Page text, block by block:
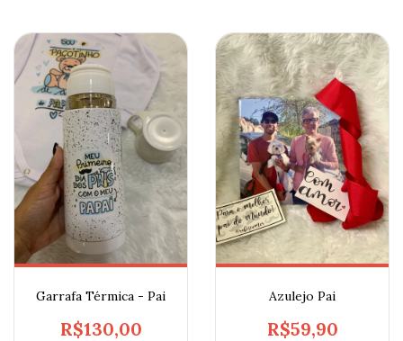
Garrafa Térmica - Pai
R$130,00
Azulejo Pai
R$59,90